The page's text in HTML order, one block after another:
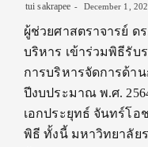
tui sakrapee December 1,
ผู้ช่วยศาสตราจารย์ ด
บริหาร เข้าร่วมพิธีรับ
การบริหารจัดการด้าน
ปีงบประมาณ พ.ศ.
เอกประยุทธ์ จันทร์โอ
พิธี ทั้งนี้ มหาวิทยาลัย